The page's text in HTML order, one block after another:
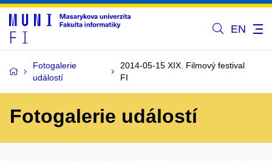
EN
Fotogalerie
událostí
2014-05-15 XIX. Filmový festival
FI
Fotogalerie událostí